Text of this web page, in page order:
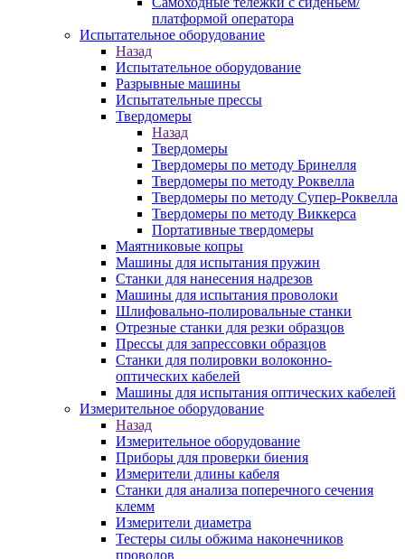
платформой оператора
Испытательное оборудование
Назад
Испытательное оборудование
Разрывные машины
Испытательные прессы
Твердомеры
Назад
Твердомеры
Твердомеры по методу Бринелля
Твердомеры по методу Роквелла
Твердомеры по методу Супер-Роквелла
Твердомеры по методу Виккерса
Портативные твердомеры
Маятниковые копры
Машины для испытания пружин
Станки для нанесения надрезов
Машины для испытания проволоки
Шлифовально-полировальные станки
Отрезные станки для резки образцов
Прессы для запрессовки образцов
Станки для полировки волоконно-
оптических кабелей
Машины для испытания оптических кабелей
Измерительное оборудование
Назад
Измерительное оборудование
Приборы для проверки биения
Измерители длины кабеля
Станки для анализа поперечного сечения
клемм
Измерители диаметра
Тестеры силы обжима наконечников
проводов